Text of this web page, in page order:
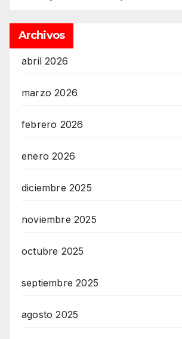
Archivos
abril 2026
marzo 2026
febrero 2026
enero 2026
diciembre 2025
noviembre 2025
octubre 2025
septiembre 2025
agosto 2025